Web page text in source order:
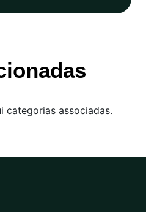
categorias associadas.